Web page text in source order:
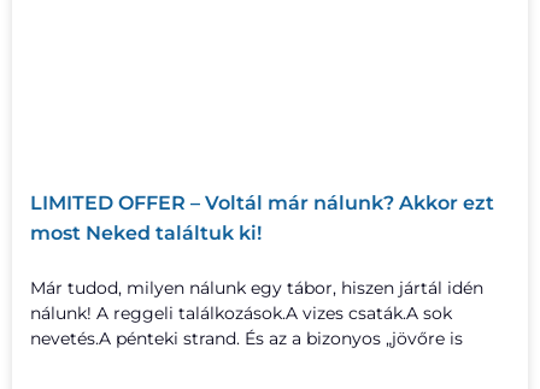
LIMITED OFFER – Voltál már nálunk? Akkor ezt
most Neked találtuk ki!
Már tudod, milyen nálunk egy tábor, hiszen jártál idén
nálunk! A reggeli találkozások.A vizes csaták.A sok
nevetés.A pénteki strand. És az a bizonyos „jövőre is